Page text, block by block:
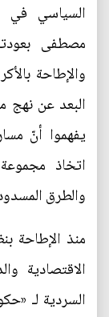
السياسي في
مصطفى
والإطاحة
البعد عن
يفهموا أنّ
اتخاذ
والطرق
الاقتصادية
السردية لـ